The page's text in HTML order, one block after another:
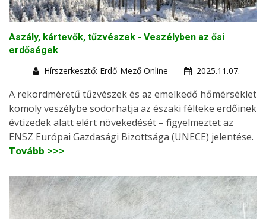
Aszály, kártevők, tűzvészek - Veszélyben az ősi
erdőségek
Hírszerkesztő: Erdő-Mező Online
2025.11.07.
A rekordméretű tűzvészek és az emelkedő hőmérséklet
komoly veszélybe sodorhatja az északi félteke erdőinek
évtizedek alatt elért növekedését – figyelmeztet az
ENSZ Európai Gazdasági Bizottsága (UNECE) jelentése.
Tovább >>>